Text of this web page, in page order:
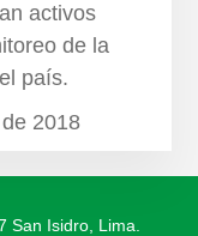
activos
de la
país.
2018
San Isidro, Lima.